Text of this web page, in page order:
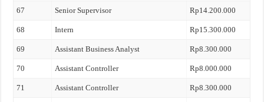
67 Senior Supervisor Rp14.200.000
68 Intern Rp15.300.000
69 Assistant Business Analyst Rp8.300.000
70 Assistant Controller Rp8.000.000
71 Assistant Controller Rp8.300.000